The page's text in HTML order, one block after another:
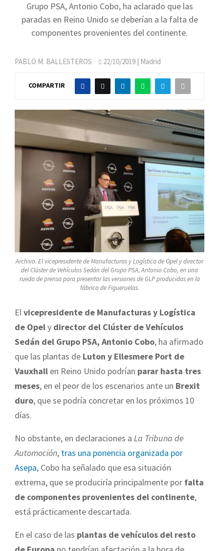
Grupo PSA, Antonio Cobo, ha aclarado que las
paradas en Reino Unido se deberían a la falta de
componentes provenientes del continente.
PABLO M. BALLESTEROS 22/10/2019 | Madrid
COMPARTIR
Archivo. El vicepresidente de Manufacturas y Logística de Opel y director
del Clúster de Vehículos Sedán del Grupo PSA, Antonio Cobo, en una
rueda de prensa para presentar las versiones de GLP producidas en la
fábrica de Figueruelas.
El vicepresidente de Manufacturas y Logística
de Opely director del Clúster de Vehículos
Sedán del Grupo PSA, Antonio Cobo, ha afirmado
que las plantas de Luton y Ellesmere Port de
Vauxhall en Reino Unido podrían parar hasta tres
meses, en el peor de los escenarios ante un Brexit
duro, que se podría concretar en los próximos 10
días.
No obstante, en declaraciones a La Tribuna de
Automoción, tras una ponencia organizada por
Asepa, Cobo ha señalado que esa situación
extrema, que se produciría principalmente por falta
de componentes provenientes del continente,
está prácticamente descartada.
En el caso de las plantas de vehículos del resto